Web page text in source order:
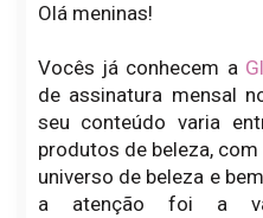
Olá meninas!
Vocês já conhecem a
de assinatura mensal
seu conteúdo varia
produtos de beleza,
universo de beleza e
a atenção foi a